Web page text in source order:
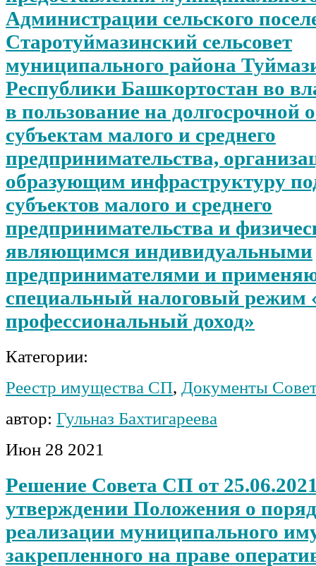
Администрации сельского
Старотуймазинский сельсовет
муниципального района
Республики Башкортостан во
в пользование на долгосрочной
субъектам малого и среднего
предпринимательства,
образующим инфраструктуру
субъектов малого и среднего
предпринимательства и
являющимся индивидуальными
предпринимателями и
специальный налоговый режим
профессиональный доход»
Категории:
Реестр имущества СП, Документы
автор: Гульназ Бахтигареева
Июн 28 2021
Решение Совета СП от
утверждении Положения о
реализации муниципального
закрепленного на праве